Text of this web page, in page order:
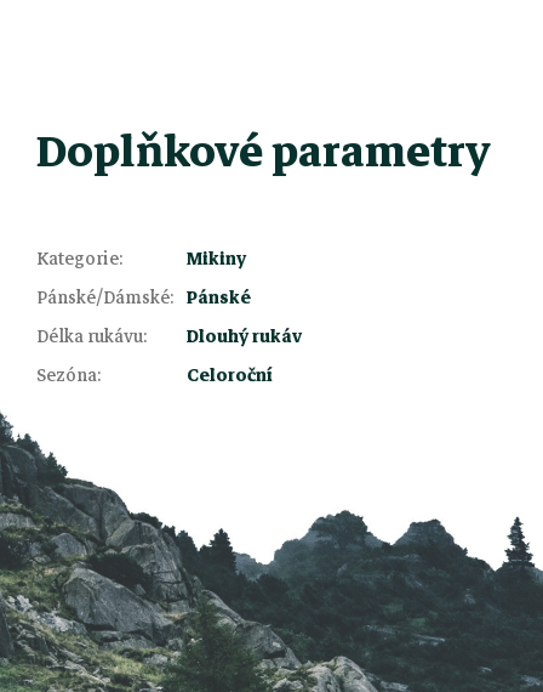
Doplňkové parametry
Kategorie:
Mikiny
Pánské/Dámské: Pánské
Délka rukávu:
Dlouhý rukáv
Sezóna: Celoroční
á
p
a
t
í